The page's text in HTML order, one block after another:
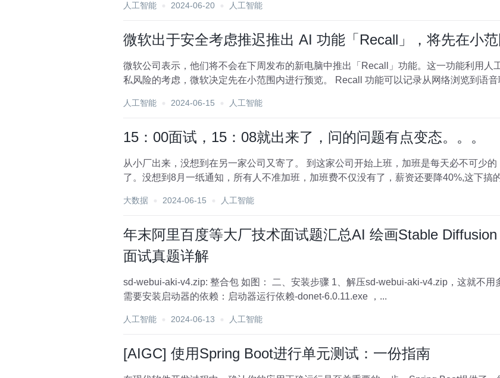
人工智能 2024-06-20 人工智能
微软出于安全考虑推迟推出 AI 功能「Recall」，将先在小
微软公司表示，他们将不会在下周发布的新电脑中推出「Recall」功能。这一功能利用人
私风险的考虑，微软决定先在小范围内进行预览。 Recall 功能可以记录从网络浏览到语音聊天的所有历史，并将其存储在电脑上。
人工智能 2024-06-15 人工智能
15：00面试，15：08就出来了，问的问题有点变态。。。
从小厂出来，没想到在另一家公司又寄了。 到这家公司开始上班，加班是每天必不可少的，看在钱给的比较多的份上，就不太计较
了。没想到8月一纸通知，所有人不准加班，加班费不仅没有了，薪资还要降40%,这下搞的饭都吃不起了。 还
大数据 2024-06-15 人工智能
年末阿里百度等大厂技术面试题汇总AI 绘画Stable
面试真题详解
sd-webui-aki-v4.zip: 整合包 如图： 二、安装步骤 1、解压sd-webui-aki-v4.zip，这就不用多说了。 2、如果之前没用过启动器，首先
需要安装启动器的依赖：启动器运行依赖-donet-6.0.11.exe ，...
人工智能 2024-06-13 人工智能
[AIGC] 使用Spring Boot进行单元测试：一份指南